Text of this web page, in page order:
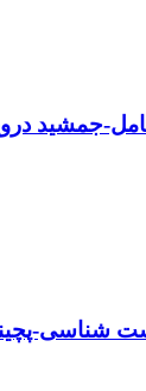
جمشید
شناسی-